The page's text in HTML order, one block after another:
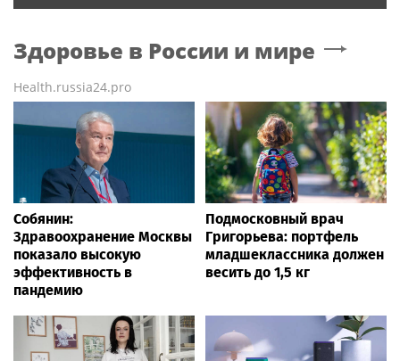
Здоровье в России и мире
Health.russia24.pro
Собянин:
Здравоохранение Москвы
показало высокую
эффективность в
пандемию
Подмосковный врач
Григорьева: портфель
младшеклассника должен
весить до 1,5 кг